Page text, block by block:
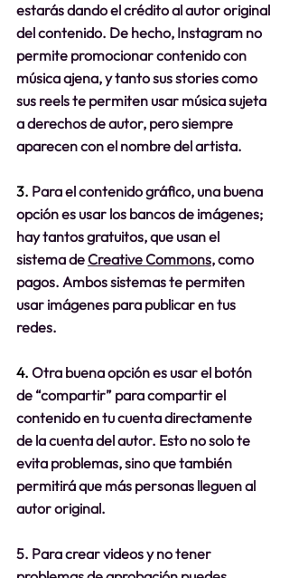
estarás dando el crédito al autor original
del contenido. De hecho, Instagram no
permite promocionar contenido con
música ajena, y tanto sus stories como
sus reels te permiten usar música sujeta
a derechos de autor, pero siempre
aparecen con el nombre del artista.
3. Para el contenido gráfico, una buena
opción es usar los bancos de imágenes;
hay tantos gratuitos, que usan el
sistema de Creative Commons, como
pagos. Ambos sistemas te permiten
usar imágenes para publicar en tus
redes.
4. Otra buena opción es usar el botón
de “compartir” para compartir el
contenido en tu cuenta directamente
de la cuenta del autor. Esto no solo te
evita problemas, sino que también
permitirá que más personas lleguen al
autor original.
5. Para crear videos y no tener